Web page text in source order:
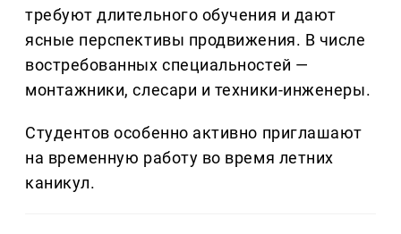
требуют длительного обучения и дают
ясные перспективы продвижения. В числе
востребованных специальностей —
монтажники, слесари и техники-инженеры.
Студентов особенно активно приглашают
на временную работу во время летних
каникул.